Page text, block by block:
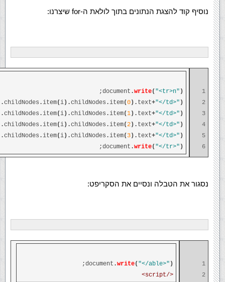
נוסיף קוד להצגת הנתונים בתוך לולאת ה-for שיצרנו:
1
2
3
4
5
6
document .write( "<tr>n" )
;
.childNodes . item( i).childNodes . item(0). text+"</td>" )
.childNodes . item( i).childNodes . item(1). text+"</td>" )
.childNodes . item( i).childNodes . item(2). text+"</td>" )
.childNodes . item( i).childNodes . item( 3). text+"</td>" )
document .write( "</tr>" )
;
נסגור את הטבלה ונסיים את הסקריפט:
1
2
document .write( "</able>" )
;
</script>